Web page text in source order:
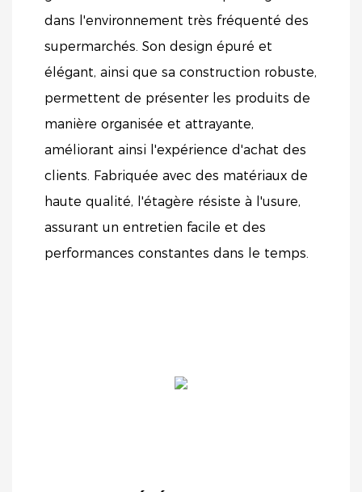
dans l'environnement très fréquenté des
supermarchés. Son design épuré et
élégant, ainsi que sa construction robuste,
permettent de présenter les produits de
manière organisée et attrayante,
améliorant ainsi l'expérience d'achat des
clients. Fabriquée avec des matériaux de
haute qualité, l'étagère résiste à l'usure,
assurant un entretien facile et des
performances constantes dans le temps.